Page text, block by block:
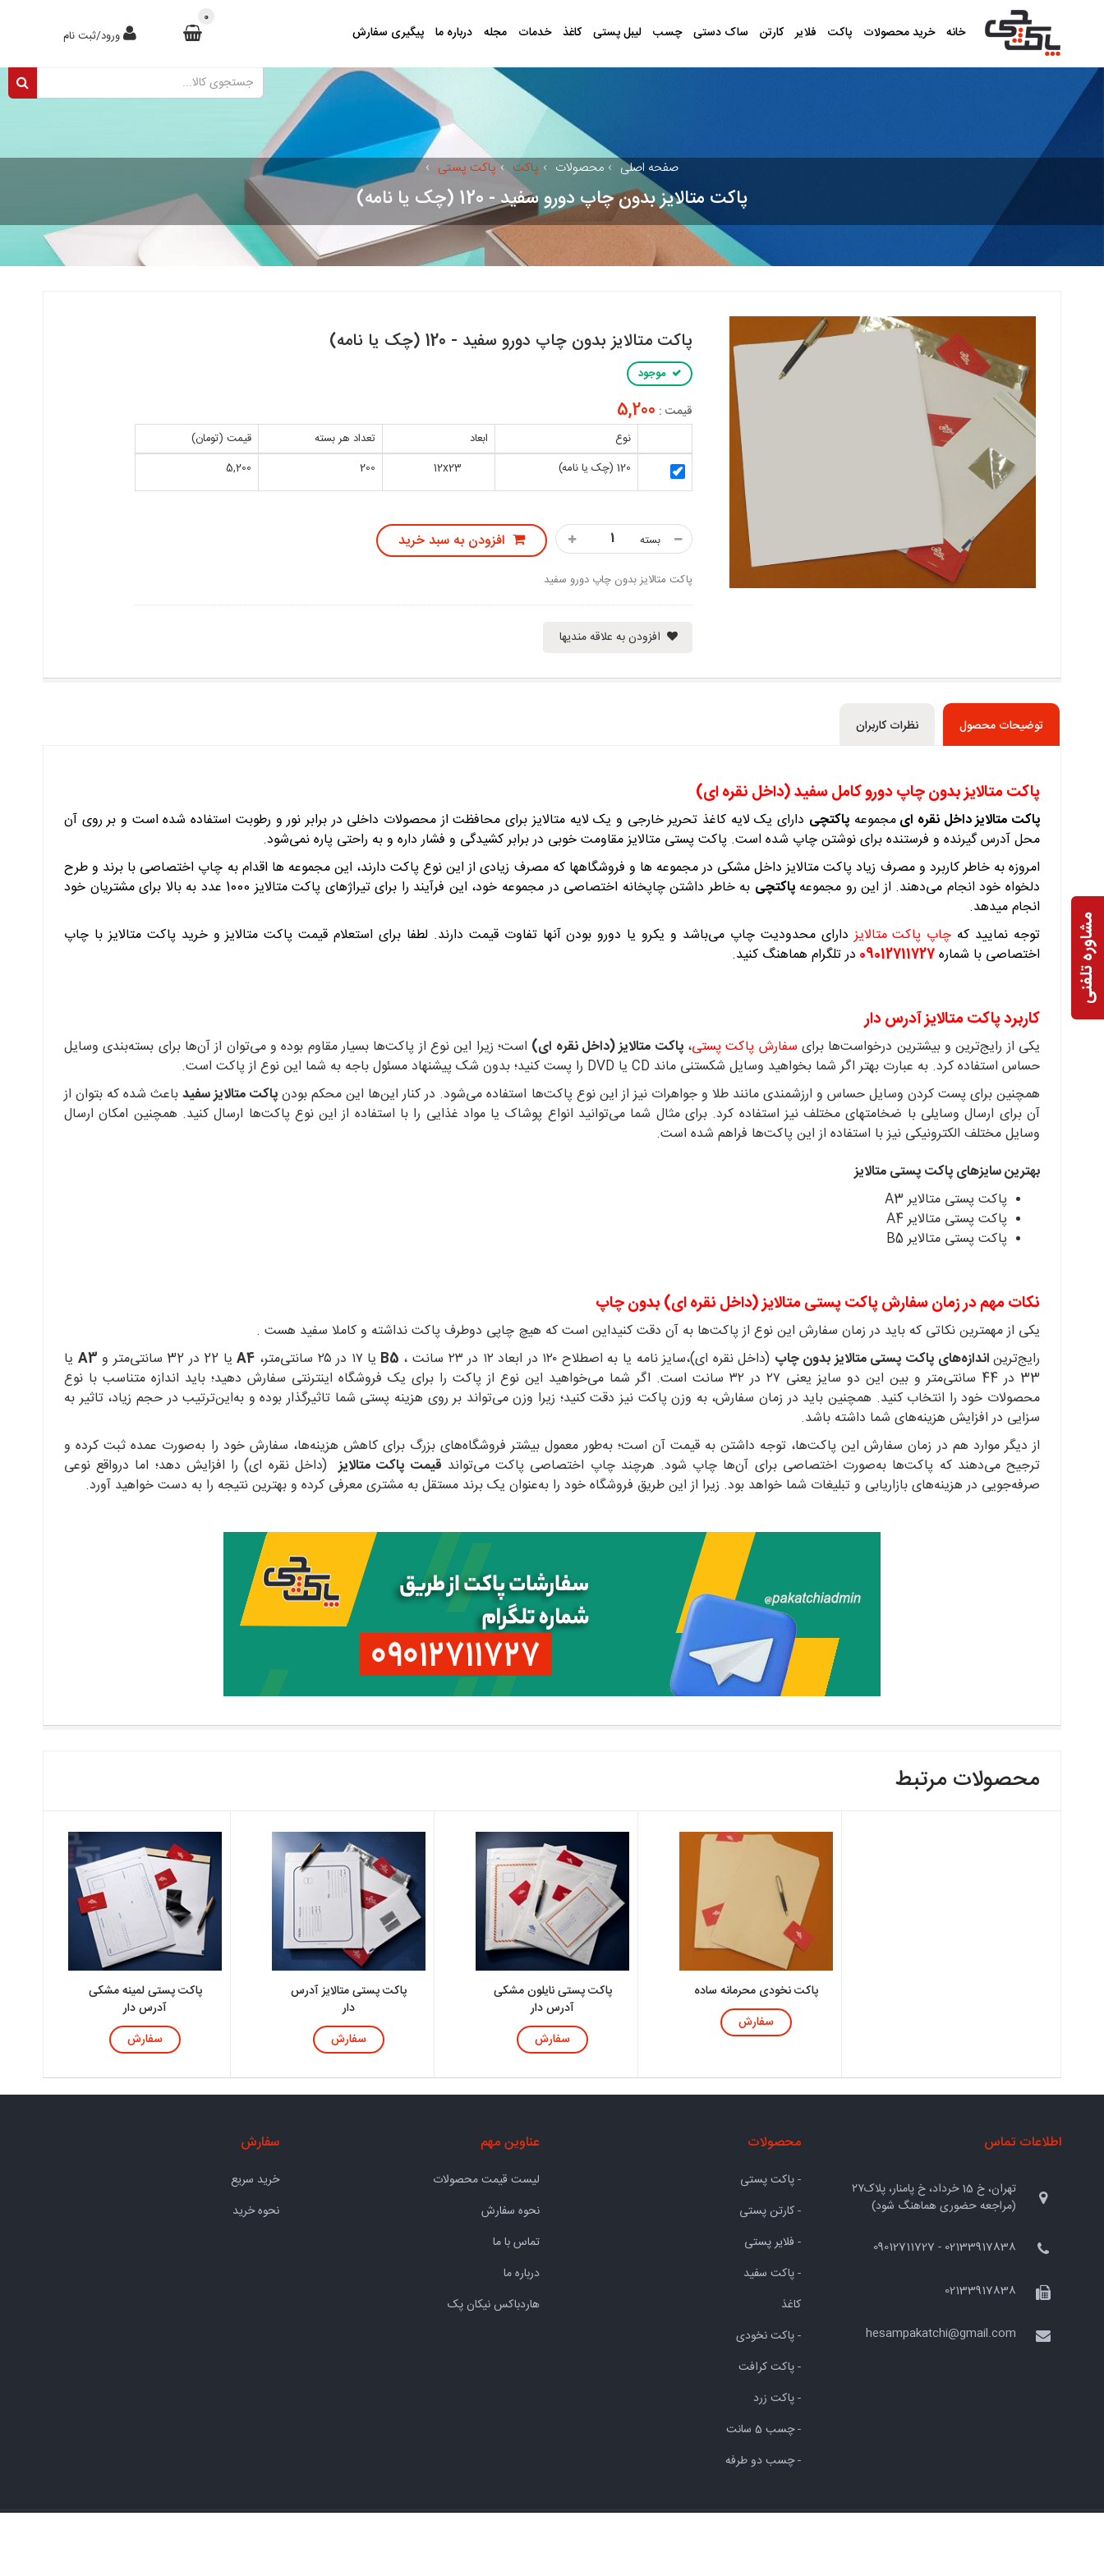
خانه خرید محصولات پاکت فلایر کارتن ساک دستی چسب لیبل پستی کاغذ خدمات مجله درباره ما پیگیری سفارش ورود/ثبت نام
0
صفحه اصلی › محصولات › پاکت › پاکت پستی ›
پاکت متالایز بدون چاپ دورو سفید - 120 (چک یا نامه)
پاکت متالایز بدون چاپ دورو سفید - 120 (چک یا نامه)
موجود
قیمت : 5,200
نوع ابعاد تعداد هر بسته
قیمت (تومان)
120 (چک یا نامه)
12x23
200
5,200
بسته افزودن به سبد خرید
پاکت متالایز بدون چاپ دورو سفید
افزودن به علاقه مندیها
توضیحات محصول نظرات کاربران
پاکت متالایز بدون چاپ دورو کامل سفید (داخل نقره ای)
پاکت متالایز داخل نقره ایمجموعهپاکتچی دارای یک لایه کاغذ تحریر خارجی و یک لایه متالایز برای محافظت از محصولات داخلی در برابر نور و رطوبت استفاده شده است و بر روی آن
محل آدرس گیرنده و فرستنده برای نوشتن چاپ شده است. پاکت پستی متالایز مقاومت خوبی در برابر کشیدگی و فشار داره و به راحتی پاره نمی‌شود.
امروزه به خاطر کاربرد و مصرف زیاد پاکت متالایز داخل مشکی در مجموعه ها و فروشگاهها که مصرف زیادی از این نوع پاکت دارند، این مجموعه ها اقدام به چاپ اختصاصی با برند و طرح
دلخواه خود انجام می‌دهند. از این رو مجموعهپاکتچی
به خاطر داشتن چاپخانه اختصاصی در مجموعه خود، این فرآیند را برای تیراژهای پاکت متالایز 1000 عدد به بالا برای مشتریان خود
انجام میدهد.
توجه نمایید که چاپ پاکت متالایزدارای محدودیت چاپ می‌باشد و یکرو یا دورو بودن آنها تفاوت قیمت دارند. لطفا برای استعلام قیمت پاکت متالایز و خرید پاکت متالایز با چاپ
اختصاصی با شماره09012711727 در تلگرام هماهنگ کنید.
کاربرد پاکت متالایز آدرس دار
یکی از رایج‌ترین و بیشترین درخواست‌ها برای سفارش پاکت‌ پستی،پاکت متالایز (داخل نقره ای) است؛ زیرا این نوع از پاکت‌ها بسیار مقاوم بوده و می‌توان از آن‌ها برای بسته‌بندی وسایل
حساس استفاده کرد. به عبارت بهتر اگر شما بخواهید وسایل شکستنی ماند CD یا DVD را پست کنید؛ بدون شک پیشنهاد مسئول باجه به شما این نوع از پاکت است.
همچنین برای پست کردن وسایل حساس و ارزشمندی مانند طلا و جواهرات نیز از این نوع پاکت‌ها استفاده می‌شود. در کنار این‌ها این محکم بودنپاکت متالایز سفیدباعث شده که بتوان از
آن برای ارسال وسایلی با ضخامتهای مختلف نیز استفاده کرد. برای مثال شما می‌توانید انواع پوشاک یا مواد غذایی را با استفاده از این نوع پاکت‌ها ارسال کنید. همچنین امکان ارسال
وسایل مختلف الکترونیکی نیز با استفاده از این پاکت‌ها فراهم شده است.
بهترین سایزهای پاکت پستی متالایز
پاکت پستی متالایر A3
پاکت پستی متالایر A4
پاکت پستی متالایر B5
نکات مهم در زمان سفارش پاکت پستی متالایز (داخل نقره ای) بدون چاپ
یکی از مهمترین نکاتی که باید در زمان سفارش این نوع از پاکت‌ها به آن دقت کنیداین است که هیچ چاپی دوطرف پاکت نداشته و کاملا سفید هست .
رایج‌تریناندازه‌های پاکت پستی متالایز بدون چاپ (داخل نقره ای)،سایز نامه یا به اصطلاح ۱۲۰ در ابعاد ۱۲ در ۲۳ سانت ، B5 یا ۱۷ در ۲۵ سانتی‌متر، A4یا 22 در 32 سانتی‌متر و A3 یا
33 در 44 سانتی‌متر و بین این دو سایز یعنی ۲۷ در ۳۲ سانت است. اگر شما می‌خواهید این نوع از پاکت را برای یک فروشگاه اینترنتی سفارش دهید؛ باید اندازه متناسب با نوع
محصولات خود را انتخاب کنید. همچنین باید در زمان سفارش، به وزن پاکت نیز دقت کنید؛ زیرا وزن می‌تواند بر روی هزینه پستی شما تاثیرگذار بوده و به‌این‌ترتیب در حجم زیاد، تاثیر به
سزایی در افزایش هزینه‌های شما داشته باشد.
از دیگر موارد هم در زمان سفارش این پاکت‌ها، توجه داشتن به قیمت آن است؛ به‌طور معمول بیشتر فروشگاه‌های بزرگ برای کاهش هزینه‌ها، سفارش خود را به‌صورت عمده ثبت کرده و
ترجیح می‌دهند که پاکت‌ها به‌صورت اختصاصی برای آن‌ها چاپ شود. هرچند چاپ اختصاصی پاکت می‌تواند قیمت پاکت متالایز(داخل نقره ای) را افزایش دهد؛ اما درواقع نوعی
صرفه‌جویی در هزینه‌های بازاریابی و تبلیغات شما خواهد بود. زیرا از این طریق فروشگاه خود را به‌عنوان یک برند مستقل به مشتری معرفی کرده و بهترین نتیجه را به دست خواهید آورد.
محصولات مرتبط
پاکت پستی لمینه مشکی
آدرس دار
سفارش
پاکت پستی متالایز آدرس
دار
سفارش
پاکت پستی نایلون مشکی
آدرس دار
سفارش
پاکت نخودی محرمانه ساده
سفارش
مشاوره تلفنی
اطلاعات تماس
تهران، خ 15 خرداد، خ پامنار، پلاک۲۷
(مراجعه حضوری هماهنگ شود)
02133917838 - 09012711727
02133917838
hesampakatchi@gmail.com
محصولات
- پاکت پستی
- کارتن پستی
- فلایر پستی
- پاکت سفید
کاغذ
- پاکت نخودی
- پاکت کرافت
- پاکت زرد
- چسب 5 سانت
- چسب دو طرفه
عناوین مهم
لیست قیمت محصولات
نحوه سفارش
تماس با ما
درباره ما
هاردباکس نیکان پک
سفارش
خرید سریع
نحوه خرید